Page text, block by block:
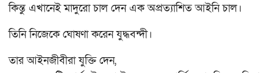
কিন্তু এখানেই মাদুরো চাল দেন এক অপ্রত্যাশিত আইনি চাল।
তিনি নিজেকে ঘোষণা করেন যুদ্ধবন্দী।
তার আইনজীবীরা যুক্তি দেন,